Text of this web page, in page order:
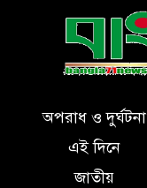
অপরাধ ও দুর্ঘটনা
এই দিনে
জাতীয়